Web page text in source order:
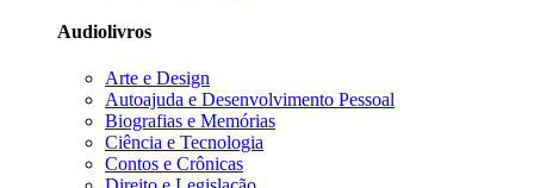
Audiolivros
Arte e Design
Autoajuda e Desenvolvimento Pessoal
Biografias e Memórias
Ciência e Tecnologia
Contos e Crônicas